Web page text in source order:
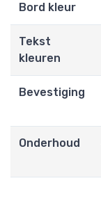
Bord kleur
Tekst
kleuren
Bevestiging
Onderhoud